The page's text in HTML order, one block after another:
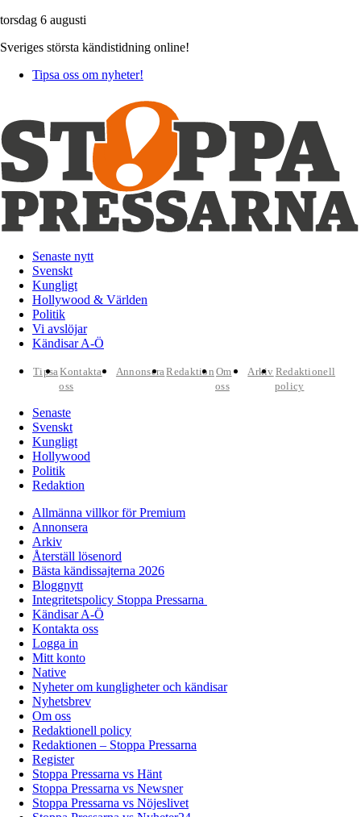
torsdag 6 augusti
Sveriges största kändistidning online!
Tipsa oss om nyheter!
Senaste nytt
Svenskt
Kungligt
Hollywood & Världen
Politik
Vi avslöjar
Kändisar A-Ö
TipsaKontakta
oss
AnnonseraRedaktion Om
oss
Arkiv Redaktionell
policy
Senaste
Svenskt
Kungligt
Hollywood
Politik
Redaktion
Allmänna villkor för Premium
Annonsera
Arkiv
Återställ lösenord
Bästa kändissajterna 2026
Bloggnytt
Integritetspolicy Stoppa Pressarna
Kändisar A-Ö
Kontakta oss
Logga in
Mitt konto
Native
Nyheter om kungligheter och kändisar
Nyhetsbrev
Om oss
Redaktionell policy
Redaktionen – Stoppa Pressarna
Register
Stoppa Pressarna vs Hänt
Stoppa Pressarna vs Newsner
Stoppa Pressarna vs Nöjeslivet